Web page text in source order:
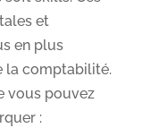
et
en plus
la comptabilité.
vous pouvez
: